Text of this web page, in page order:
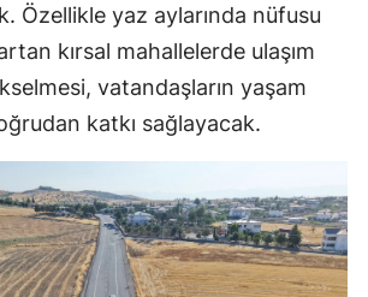
Özellikle yaz aylarında nüfusu
kırsal mahallelerde ulaşım
vatandaşların yaşam
katkı sağlayacak.